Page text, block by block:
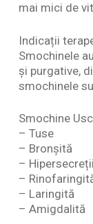
mai mici de
Indicații
Smochinele
și purgative,
smochinele
Smochine
– Tuse
– Bronșită
–
–
– Laringită
– Amigdalită